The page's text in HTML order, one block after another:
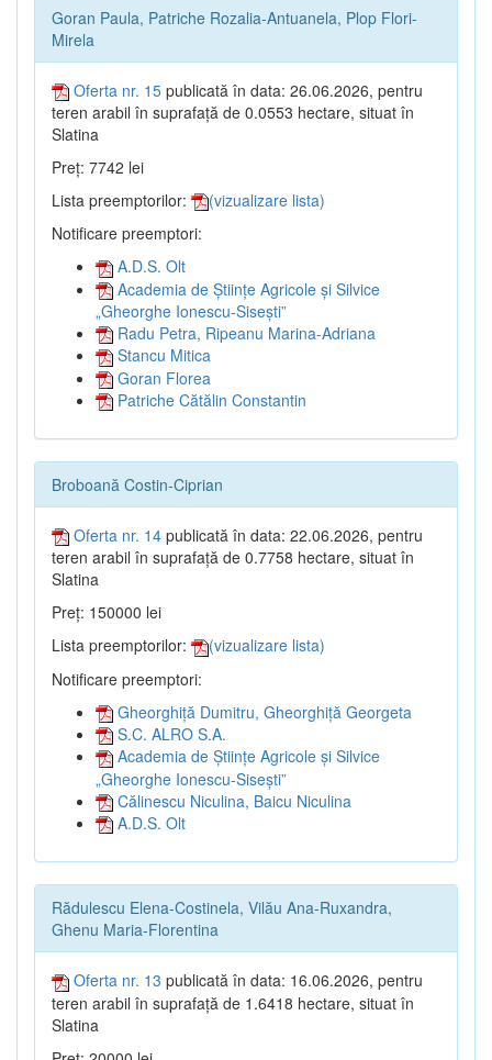
Goran Paula, Patriche Rozalia-Antuanela, Plop Flori-
Mirela
Oferta nr. 15 publicată în data: 26.06.2026, pentru
teren arabil în suprafață de 0.0553 hectare, situat în
Slatina
Preț: 7742 lei
Lista preemptorilor:
(vizualizare lista)
Notificare preemptori:
A.D.S. Olt
Academia de Științe Agricole și Silvice
„Gheorghe Ionescu-Sisești”
Radu Petra, Ripeanu Marina-Adriana
Stancu Mitica
Goran Florea
Patriche Cătălin Constantin
Broboană Costin-Ciprian
Oferta nr. 14 publicată în data: 22.06.2026, pentru
teren arabil în suprafață de 0.7758 hectare, situat în
Slatina
Preț: 150000 lei
Lista preemptorilor:
(vizualizare lista)
Notificare preemptori:
Gheorghiță Dumitru, Gheorghiță Georgeta
S.C. ALRO S.A.
Academia de Științe Agricole și Silvice
„Gheorghe Ionescu-Sisești”
Călinescu Niculina, Baicu Niculina
A.D.S. Olt
Rădulescu Elena-Costinela, Vilău Ana-Ruxandra,
Ghenu Maria-Florentina
Oferta nr. 13 publicată în data: 16.06.2026, pentru
teren arabil în suprafață de 1.6418 hectare, situat în
Slatina